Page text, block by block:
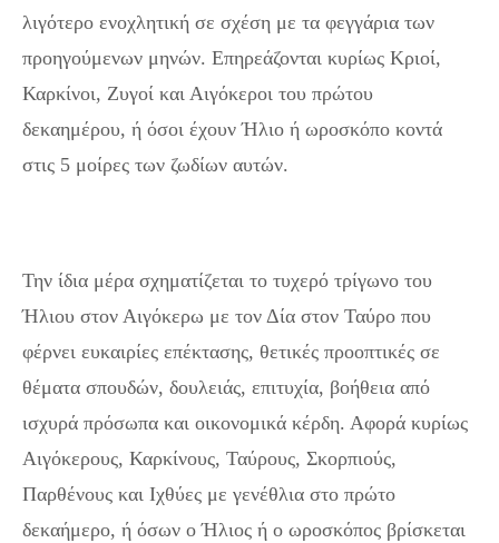
λιγότερο ενοχλητική σε σχέση με τα φεγγάρια των
προηγούμενων μηνών. Επηρεάζονται κυρίως Κριοί,
Καρκίνοι, Ζυγοί και Αιγόκεροι του πρώτου
δεκαημέρου, ή όσοι έχουν Ήλιο ή ωροσκόπο κοντά
στις 5 μοίρες των ζωδίων αυτών.
Την ίδια μέρα σχηματίζεται το τυχερό τρίγωνο του
Ήλιου στον Αιγόκερω με τον Δία στον Ταύρο που
φέρνει ευκαιρίες επέκτασης, θετικές προοπτικές σε
θέματα σπουδών, δουλειάς, επιτυχία, βοήθεια από
ισχυρά πρόσωπα και οικονομικά κέρδη. Αφορά κυρίως
Αιγόκερους, Καρκίνους, Ταύρους, Σκορπιούς,
Παρθένους και Ιχθύες με γενέθλια στο πρώτο
δεκαήμερο, ή όσων ο Ήλιος ή ο ωροσκόπος βρίσκεται